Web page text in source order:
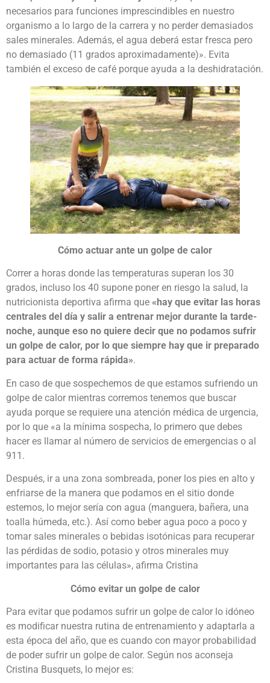
necesarios para funciones imprescindibles en nuestro
organismo a lo largo de la carrera y no perder demasiados
sales minerales. Además, el agua deberá estar fresca pero
no demasiado (11 grados aproximadamente)». Evita
también el exceso de café porque ayuda a la deshidratación.
Cómo actuar ante un golpe de calor
Correr a horas donde las temperaturas superan los 30
grados, incluso los 40 supone poner en riesgo la salud, la
nutricionista deportiva afirma que «hay que evitar las horas
centrales del día y salir a entrenar mejor durante la tarde-
noche, aunque eso no quiere decir que no podamos sufrir
un golpe de calor, por lo que siempre hay que ir preparado
para actuar de forma rápida».
En caso de que sospechemos de que estamos sufriendo un
golpe de calor mientras corremos tenemos que buscar
ayuda porque se requiere una atención médica de urgencia,
por lo que «a la mínima sospecha, lo primero que debes
hacer es llamar al número de servicios de emergencias o al
911.
Después, ir a una zona sombreada, poner los pies en alto y
enfriarse de la manera que podamos en el sitio donde
estemos, lo mejor sería con agua (manguera, bañera, una
toalla húmeda, etc.). Así como beber agua poco a poco y
tomar sales minerales o bebidas isotónicas para recuperar
las pérdidas de sodio, potasio y otros minerales muy
importantes para las células», afirma Cristina
Cómo evitar un golpe de calor
Para evitar que podamos sufrir un golpe de calor lo idóneo
es modificar nuestra rutina de entrenamiento y adaptarla a
esta época del año, que es cuando con mayor probabilidad
de poder sufrir un golpe de calor. Según nos aconseja
Cristina Busquets, lo mejor es: